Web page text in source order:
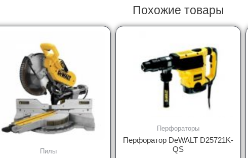
Похожие товары
Пилы
Перфораторы
Перфоратор DeWALT D25721K-
QS